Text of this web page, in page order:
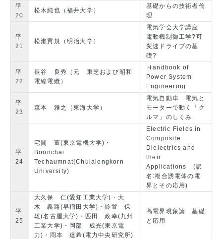
平
20
松木純也（福井大学）
基礎からの技術者倫
理
平
21
松瀨貢規（明治大学）
電気学会大学講座
電動機制御工学?可
変速ドライブの基
礎?
平
22
長谷 良秀（元 東芝および昭和
電線電纜）
Ｈandbook of
Power System
Engineering
平
23
森本 雅之（東海大学）
電気自動車 電気と
モーターで動く「ク
ルマ」のしくみ
平
24
宅間 董(東京電機大学)・
Boonchai
Techaumnat(Chulalongkorn
University)
Electric Fields in
Composite
Dielectrics and
their
Applications (訳
名:複合誘電体の電
界とその応用)
平
25
大久保 仁(愛知工業大学)・大
木 義路(早稲田大学)・鈴置 保
雄(名古屋大学)・匹田 政幸(九州
工業大学)・岡部 成光(東京電
力)・岡本 達希(電力中央研究所)
高電界現象論 基礎
と応用